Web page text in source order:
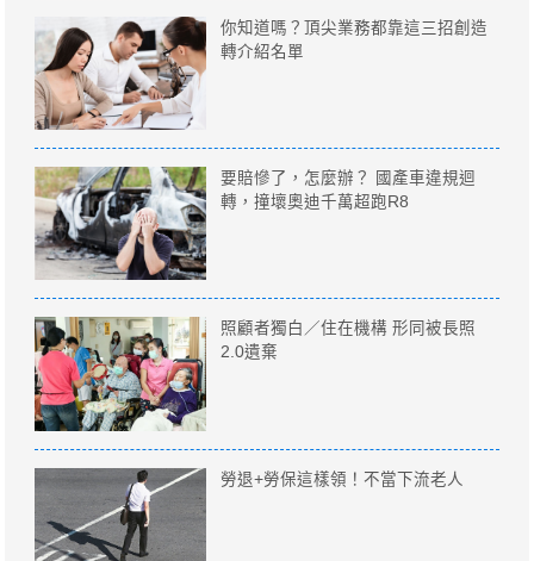
你知道嗎？頂尖業務都靠這三招創造
轉介紹名單
要賠慘了，怎麼辦？ 國產車違規迴
轉，撞壞奧迪千萬超跑R8
照顧者獨白／住在機構 形同被長照
2.0遺棄
勞退+勞保這樣領！不當下流老人